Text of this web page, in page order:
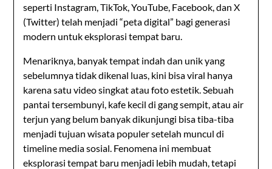
seperti Instagram,TikTok,YouTube, Facebook, danX
(Twitter) telah menjadi “peta digital” bagi generasi
modern untuk eksplorasi tempat baru.
Menariknya, banyak tempat indah dan unik yang
sebelumnya tidak dikenal luas, kini bisa viral hanya
karena satu video singkat atau foto estetik. Sebuah
pantai tersembunyi, kafe kecil di gang sempit, atau air
terjun yang belum banyak dikunjungi bisa tiba-tiba
menjadi tujuan wisata populer setelah muncul di
timeline media sosial. Fenomena ini membuat
eksplorasi tempat baru menjadi lebih mudah, tetapi